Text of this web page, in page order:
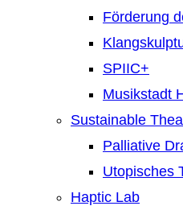
Förderung
SPIIC+
Musikstadt
Sustainable
Palliative
Utopisches
Haptic Lab